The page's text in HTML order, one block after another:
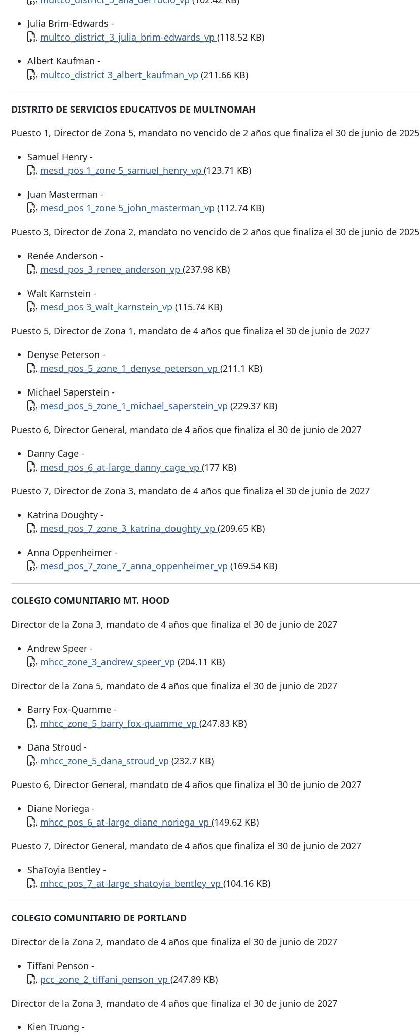
Julia Brim-Edwards -
Documento
multco_district_3_julia_brim-edwards_vp (118.52 KB)
Albert Kaufman -
Documento
multco_district 3_albert_kaufman_vp (211.66 KB)
DISTRITO DE SERVICIOS EDUCATIVOS DE MULTNOMAH
Puesto 1, Director de Zona 5, mandato no vencido de 2 años que finaliza el 30 de junio de 2025
Samuel Henry -
Documento
mesd_pos 1_zone 5_samuel_henry_vp (123.71 KB)
Juan Masterman -
Documento
mesd_pos 1_zone 5_john_masterman_vp (112.74 KB)
Puesto 3, Director de Zona 2, mandato no vencido de 2 años que finaliza el 30 de junio de 2025
Renée Anderson -
Documento
mesd_pos_3_renee_anderson_vp (237.98 KB)
Walt Karnstein -
Documento
mesd_pos 3_walt_karnstein_vp (115.74 KB)
Puesto 5, Director de Zona 1, mandato de 4 años que finaliza el 30 de junio de 2027
Denyse Peterson -
Documento
mesd_pos_5_zone_1_denyse_peterson_vp (211.1 KB)
Michael Saperstein -
Documento
mesd_pos_5_zone_1_michael_saperstein_vp (229.37 KB)
Puesto 6, Director General, mandato de 4 años que finaliza el 30 de junio de 2027
Danny Cage -
Documento
mesd_pos_6_at-large_danny_cage_vp (177 KB)
Puesto 7, Director de Zona 3, mandato de 4 años que finaliza el 30 de junio de 2027
Katrina Doughty -
Documento
mesd_pos_7_zone_3_katrina_doughty_vp (209.65 KB)
Anna Oppenheimer -
Documento
mesd_pos_7_zone_7_anna_oppenheimer_vp (169.54 KB)
COLEGIO COMUNITARIO MT. HOOD
Director de la Zona 3, mandato de 4 años que finaliza el 30 de junio de 2027
Andrew Speer -
Documento
mhcc_zone_3_andrew_speer_vp (204.11 KB)
Director de la Zona 5, mandato de 4 años que finaliza el 30 de junio de 2027
Barry Fox-Quamme -
Documento
mhcc_zone_5_barry_fox-quamme_vp (247.83 KB)
Dana Stroud -
Documento
mhcc_zone_5_dana_stroud_vp (232.7 KB)
Puesto 6, Director General, mandato de 4 años que finaliza el 30 de junio de 2027
Diane Noriega -
Documento
mhcc_pos_6_at-large_diane_noriega_vp (149.62 KB)
Puesto 7, Director General, mandato de 4 años que finaliza el 30 de junio de 2027
ShaToyia Bentley -
Documento
mhcc_pos_7_at-large_shatoyia_bentley_vp (104.16 KB)
COLEGIO COMUNITARIO DE PORTLAND
Director de la Zona 2, mandato de 4 años que finaliza el 30 de junio de 2027
Tiffani Penson -
Documento
pcc_zone_2_tiffani_penson_vp (247.89 KB)
Director de la Zona 3, mandato de 4 años que finaliza el 30 de junio de 2027
Kien Truong -